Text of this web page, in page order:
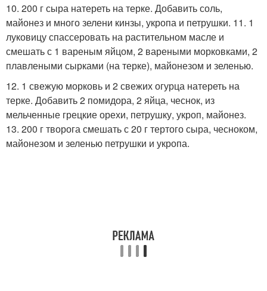
10. 200 г сыра натереть на терке. Добавить соль,
майонез и много зелени кинзы, укропа и петрушки. 11. 1
луковицу спассеровать на растительном масле и
смешать с 1 вареным яйцом, 2 вареными морковками, 2
плавлеными сырками (на терке), майонезом и зеленью.
12. 1 свежую морковь и 2 свежих огурца натереть на
терке. Добавить 2 помидора, 2 яйца, чеснок, из
мельченные грецкие орехи, петрушку, укроп, майонез.
13. 200 г творога смешать с 20 г тертого сыра, чесноком,
майонезом и зеленью петрушки и укропа.